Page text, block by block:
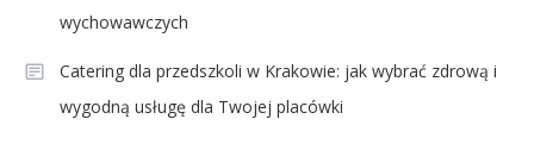
wychowawczych
Catering dla przedszkoli w Krakowie: jak wybrać zdrową i
wygodną usługę dla Twojej placówki